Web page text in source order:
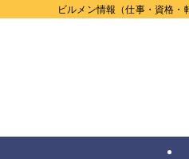
ビルメン情報（仕事・資格・